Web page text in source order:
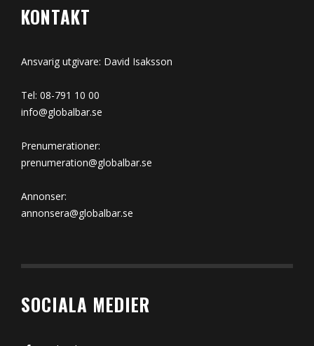
KONTAKT
Ansvarig utgivare: David Isaksson
Tel: 08-791 10 00
info@globalbar.se
Prenumerationer:
prenumeration@globalbar.se
Annonser:
annonsera@globalbar.se
SOCIALA MEDIER